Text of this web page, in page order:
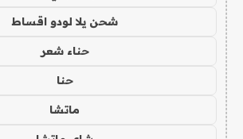
شحن يلا لودو اقساط
حناء شعر
حنا
ماتشا